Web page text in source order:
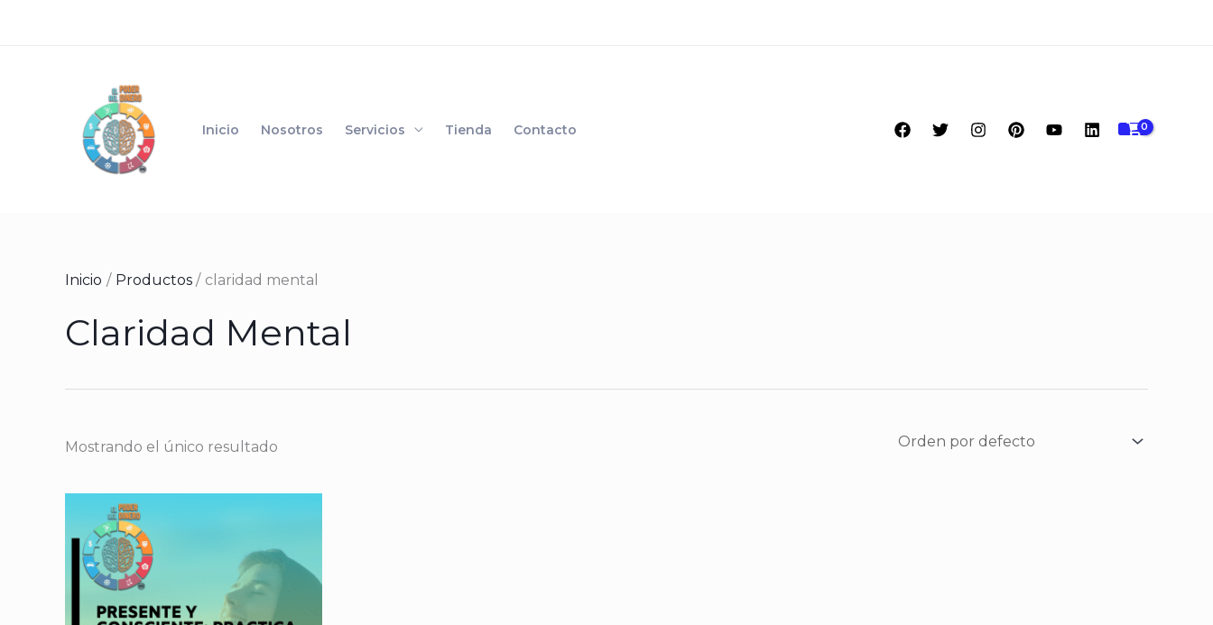
Inicio Nosotros Servicios Tienda Contacto
Inicio Productos claridad mental
Claridad Mental
Mostrando el único resultado